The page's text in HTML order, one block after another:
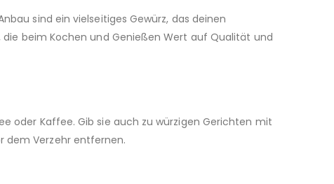
sind ein vielseitiges Gewürz, das deinen
beim Kochen und Genießen Wert auf Qualität und
oder Kaffee. Gib sie auch zu würzigen Gerichten mit
dem Verzehr entfernen.